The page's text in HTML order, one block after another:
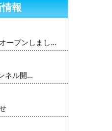
報
ープンしまし...
ネル開...